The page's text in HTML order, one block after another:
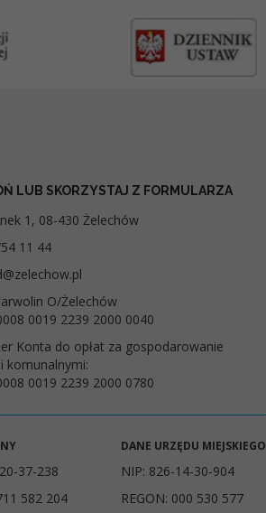
LUB SKORZYSTAJ Z FORMULARZA
1, 08-430 Żelechów
11 44
O/Żelechów
0019 2239 2000 0040
Konta do opłat za gospodarowanie
komunalnymi:
0019 2239 2000 0780
37-238
582 204
DANE URZĘDU MIEJSKIEGO
NIP: 826-14-30-904
REGON: 000 530 577